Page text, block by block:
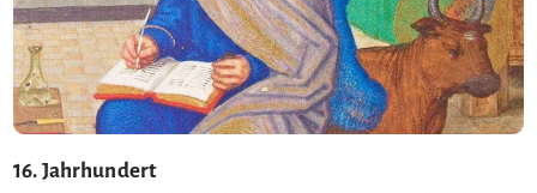
16. Jahrhundert